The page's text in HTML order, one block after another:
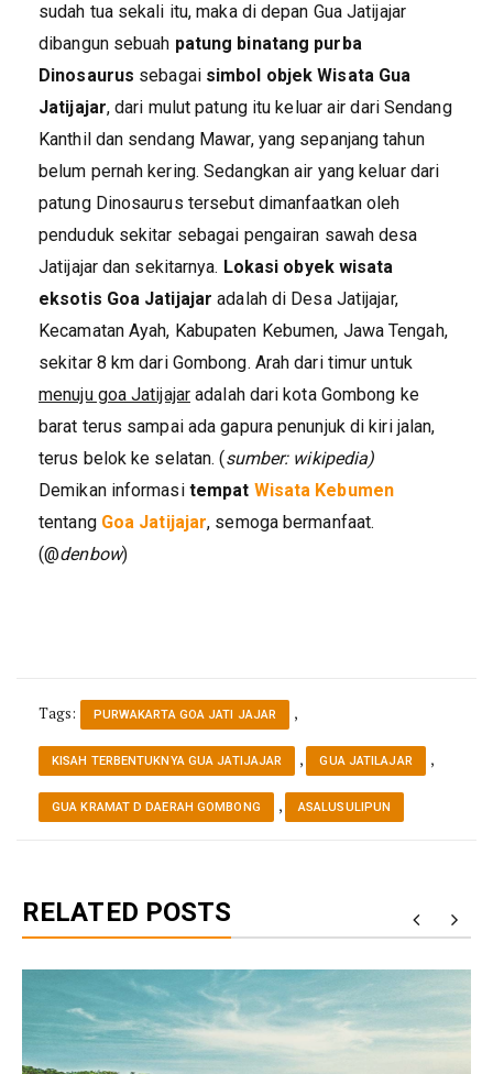
sudah tua sekali itu, maka di depan Gua Jatijajar
dibangun sebuah patung binatang purba
Dinosaurus sebagai simbol objek Wisata Gua
Jatijajar, dari mulut patung itu keluar air dari Sendang
Kanthil dan sendang Mawar, yang sepanjang tahun
belum pernah kering. Sedangkan air yang keluar dari
patung Dinosaurus tersebut dimanfaatkan oleh
penduduk sekitar sebagai pengairan sawah desa
Jatijajar dan sekitarnya. Lokasi obyek wisata
eksotis Goa Jatijajar adalah di Desa Jatijajar,
Kecamatan Ayah, Kabupaten Kebumen, Jawa Tengah,
sekitar 8 km dari Gombong. Arah dari timur untuk
menuju goa Jatijajar adalah dari kota Gombong ke
barat terus sampai ada gapura penunjuk di kiri jalan,
terus belok ke selatan. (sumber: wikipedia)
Demikan informasi tempat Wisata Kebumen
tentang Goa Jatijajar, semoga bermanfaat.
(@denbow)
Tags: PURWAKARTA GOA JATI JAJAR ,
KISAH TERBENTUKNYA GUA JATIJAJAR , GUA JATILAJAR ,
GUA KRAMAT D DAERAH GOMBONG , ASALUSULIPUN
RELATED POSTS